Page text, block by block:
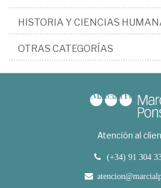
HISTORIA Y CIENCIAS
OTRAS CATEGORÍAS
Atención al
(+34) 91 304